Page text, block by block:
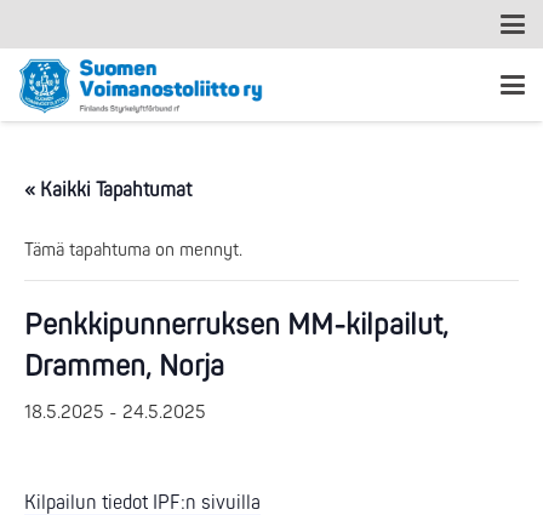
« Kaikki Tapahtumat
Tämä tapahtuma on mennyt.
Penkkipunnerruksen MM-kilpailut,
Drammen, Norja
18.5.2025 - 24.5.2025
Kilpailun tiedot IPF:n sivuilla